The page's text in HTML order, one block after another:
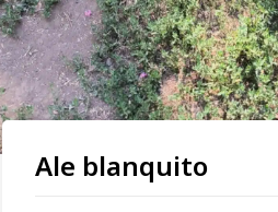
Ale blanquito